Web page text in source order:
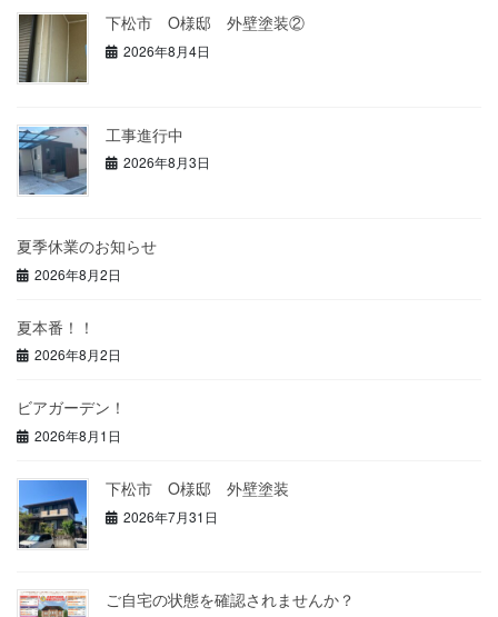
下松市 O様邸 外壁塗装②
2026年8月4日
工事進行中
2026年8月3日
夏季休業のお知らせ
2026年8月2日
夏本番！！
2026年8月2日
ビアガーデン！
2026年8月1日
下松市 O様邸 外壁塗装
2026年7月31日
ご自宅の状態を確認されませんか？